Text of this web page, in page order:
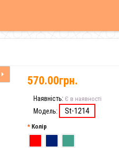
570.00грн.
Наявність: Є в наявності
Модель: St-1214
Колір